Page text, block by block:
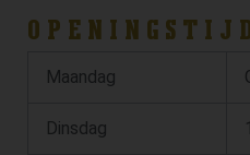
Maandag
Dinsdag